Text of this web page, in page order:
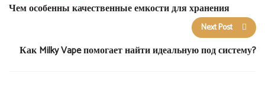
Чем особенны качественные емкости для хранения
Next Post
Как Milky Vape помогает найти идеальную под систему?